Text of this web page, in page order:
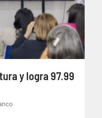
y logra 97.99